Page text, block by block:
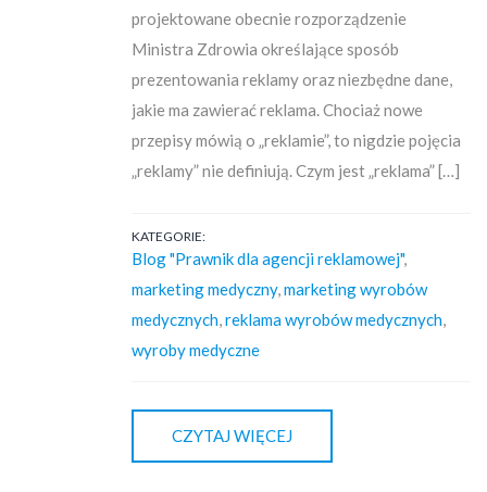
projektowane obecnie rozporządzenie
Ministra Zdrowia określające sposób
prezentowania reklamy oraz niezbędne dane,
jakie ma zawierać reklama. Chociaż nowe
przepisy mówią o „reklamie”, to nigdzie pojęcia
„reklamy” nie definiują. Czym jest „reklama” […]
KATEGORIE:
Blog "Prawnik dla agencji reklamowej",
marketing medyczny, marketing wyrobów
medycznych reklama wyrobów medycznych
wyroby medyczne
CZYTAJ WIĘCEJ